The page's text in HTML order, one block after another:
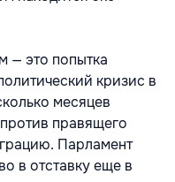
— это попытка
кризис в
месяцев
правящего
Парламент
в отставку еще в